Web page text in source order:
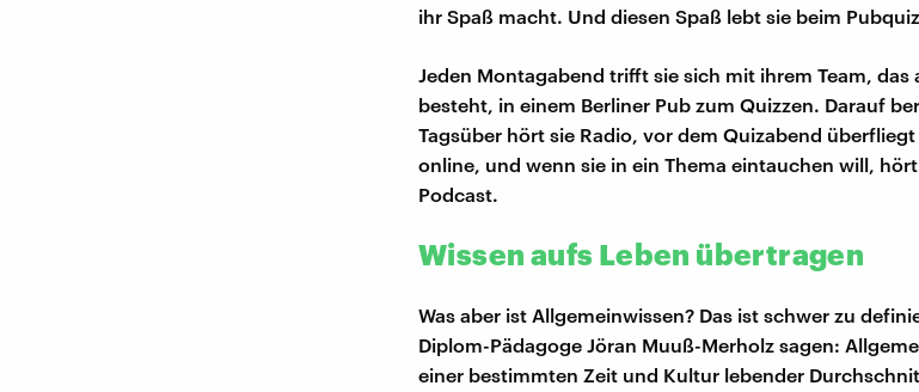
ihr Spaß macht. Und diesen Spaß lebt sie beim
Jeden Montagabend trifft sie sich mit ihrem Team, das
besteht, in einem Berliner Pub zum Quizzen. Darauf
Tagsüber hört sie Radio, vor dem Quizabend
online, und wenn sie in ein Thema eintauchen will,
Podcast.
Wissen aufs Leben übertragen
Was aber ist Allgemeinwissen? Das ist schwer zu
Diplom-Pädagoge Jöran Muuß-Merholz sagen:
einer bestimmten Zeit und Kultur lebender